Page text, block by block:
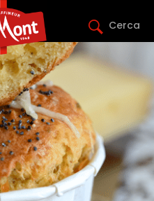
Cerca